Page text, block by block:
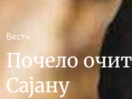
Вести
Почело
Сајану